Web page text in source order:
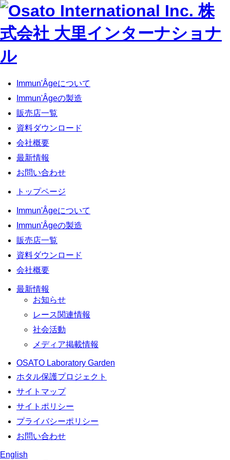
Immun'Âgeについて
Immun'Âgeの製造
販売店一覧
資料ダウンロード
会社概要
最新情報
お問い合わせ
トップページ
Immun'Âgeについて
Immun'Âgeの製造
販売店一覧
資料ダウンロード
会社概要
最新情報
お知らせ
レース関連情報
社会活動
メディア掲載情報
OSATO Laboratory Garden
ホタル保護プロジェクト
サイトマップ
サイトポリシー
プライバシーポリシー
お問い合わせ
English